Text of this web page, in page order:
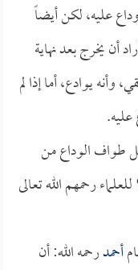
عليه، لكن أيضاً
أن يخرج بعد نهاية
يوادع، أما إذا لم
طواف الوداع من
رحمهم الله تعالى
أحمدرحمه الله: أن